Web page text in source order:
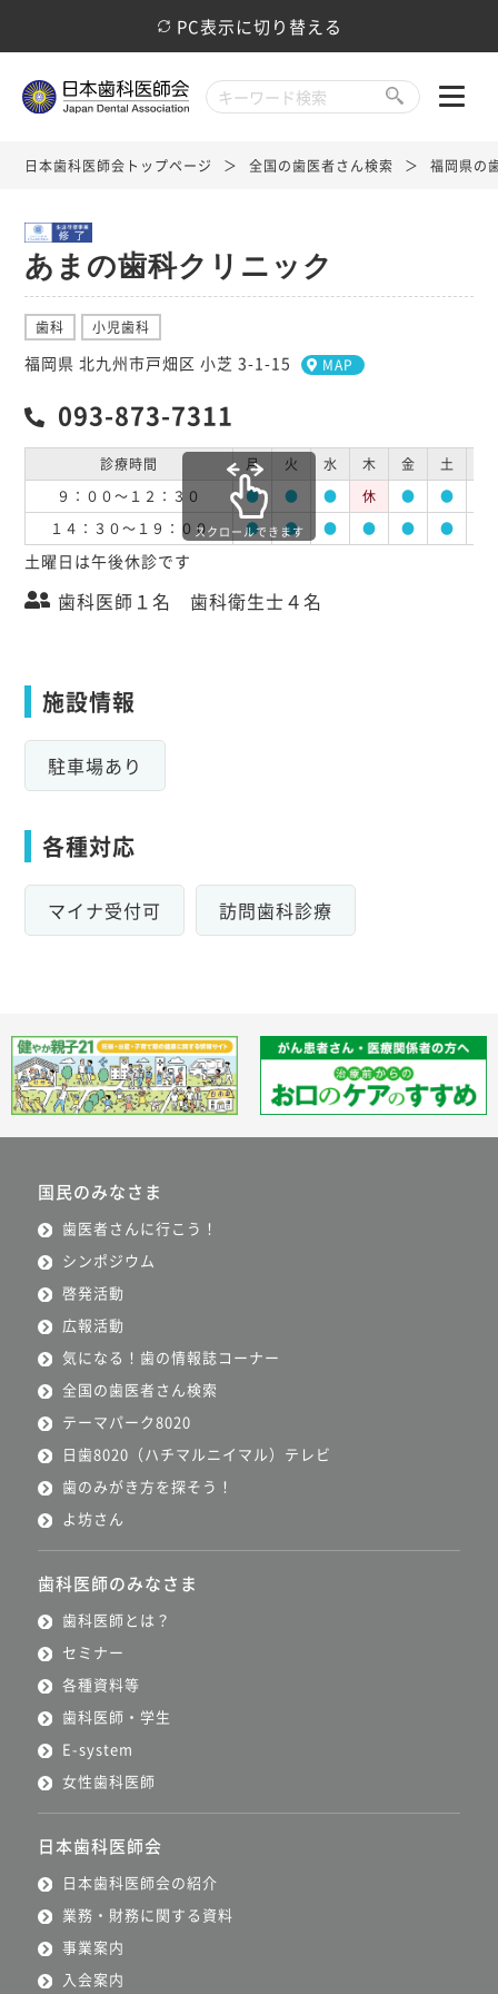
PC表示に切り替える
日本歯科医師会トップページ 全国の歯医者さん検索 福岡県の
あまの歯科クリニック
歯科 小児歯科
福岡県 北九州市戸畑区 小芝 3-1-15 MAP
093-873-7311
診療時間 月 火 水 木 金 土
９：００～１２：３０
● ● ● 休 ● ●
１４：３０～１９：００
● ● ● ● ● ●
スクロールできます
土曜日は午後休診です
歯科医師１名 歯科衛生士４名
施設情報
駐車場あり
各種対応
マイナ受付可 訪問歯科診療
国民のみなさま
歯医者さんに行こう！
シンポジウム
啓発活動
広報活動
気になる！歯の情報誌コーナー
全国の歯医者さん検索
テーマパーク8020
日歯8020（ハチマルニイマル）テレビ
歯のみがき方を探そう！
よ坊さん
歯科医師のみなさま
歯科医師とは？
セミナー
各種資料等
歯科医師・学生
E-system
女性歯科医師
日本歯科医師会
日本歯科医師会の紹介
業務・財務に関する資料
事業案内
入会案内